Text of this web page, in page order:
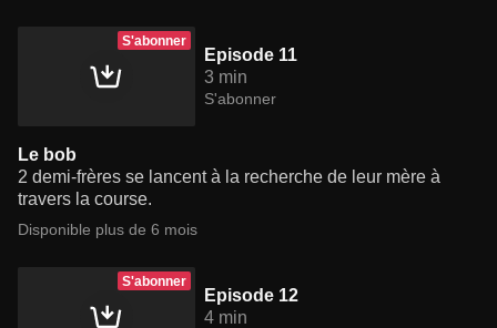
S'abonner
Episode 11
3 min
S'abonner
Le bob
2 demi-frères se lancent à la recherche de leur mère à
travers la course.
Disponible plus de 6 mois
S'abonner
Episode 12
4 min